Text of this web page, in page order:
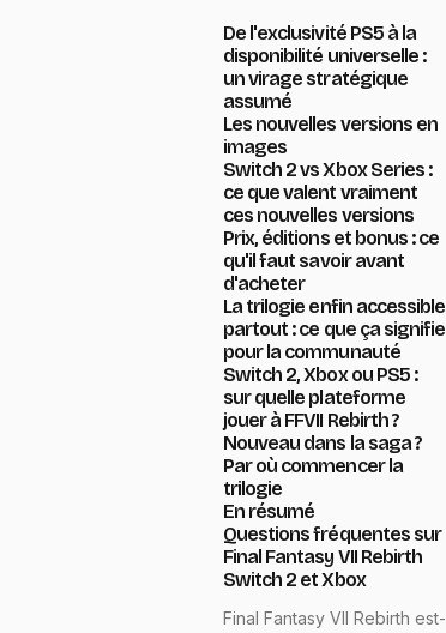
De l'exclusivité PS5 à la
disponibilité universelle :
un virage stratégique
assumé
Les nouvelles versions en
images
Switch 2 vs Xbox Series :
ce que valent vraiment
ces nouvelles versions
Prix, éditions et bonus : ce
qu'il faut savoir avant
d'acheter
La trilogie enfin accessible
partout : ce que ça signifie
pour la communauté
Switch 2, Xbox ou PS5 :
sur quelle plateforme
jouer à FFVII Rebirth ?
Nouveau dans la saga ?
Par où commencer la
trilogie
En résumé
Questions fréquentes sur
Final Fantasy VII Rebirth
Switch 2 et Xbox
Final Fantasy VII Rebirth est-